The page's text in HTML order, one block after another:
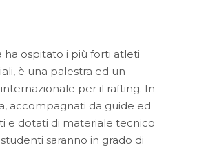
ha ospitato i più forti atleti
è una palestra ed un
per il rafting. In
accompagnati da guide ed
e dotati di materiale tecnico
saranno in grado di